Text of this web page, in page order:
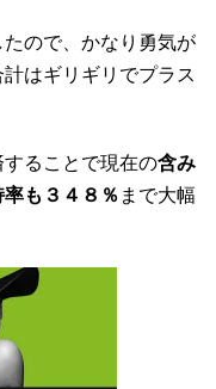
たので、かなり勇気が
はギリギリでプラス
ることで現在の含み
も３４８％ まで大幅